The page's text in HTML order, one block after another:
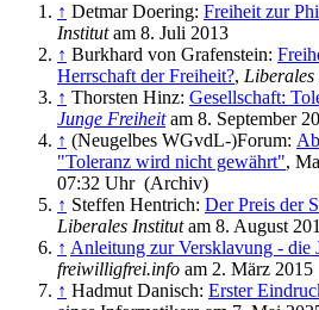
↑ Detmar Doering: Freiheit zur
Institutam 8. Juli 2013
↑ Burkhard von Grafenstein:
Herrschaft der Freiheit?,
↑ Thorsten Hinz: Gesellschaft:
Junge Freiheitam 8. September
↑ (Neugelbes WGvdL-)Forum:
"Toleranz wird nicht gewährt",
07:32 Uhr (Archiv)
↑ Steffen Hentrich: Der Preis der
Liberales Institutam 8. August
↑ Anleitung zur Versklavung - die
freiwilligfrei.info am 2. März 2015
↑ Hadmut Danisch: Erster